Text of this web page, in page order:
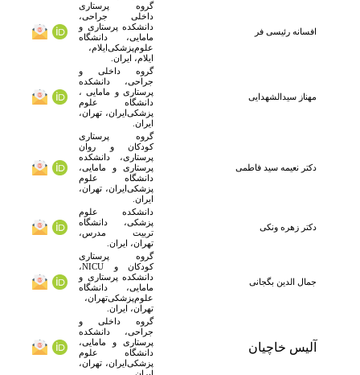
افسانه رئیسی فر
گروه پرستاری
داخلی جراحی،
دانشکده پرستاری و
مامایی، دانشگاه
علوم‌پزشکی‌ایلام،
ایلام، ایران.
مهناز سیدالشهدایی
گروه داخلی و
جراحی، دانشکده
پرستاری و مامایی ،
دانشگاه علوم
پزشکی‌ایران، تهران،
ایران.
دکتر نعیمه سید فاطمی
گروه پرستاری
کودکان و روان
پرستاری، دانشکده
پرستاری و مامایی،
دانشگاه علوم
پزشکی‌ایران، تهران،
ایران.
دکتر زهره ونکی
دانشکده علوم
پزشکی، دانشگاه
تربیت مدرس،
تهران، ایران.
جمال الدین بگجانی
گروه پرستاری
کودکان و NICU،
دانشکده پرستاری و
مامایی، دانشگاه
علوم‌پزشکی‌تهران،
تهران، ایران.
آلیس خاچیان
گروه داخلی و
جراحی، دانشکده
پرستاری و مامایی،
دانشگاه علوم
پزشکی‌ایران، تهران،